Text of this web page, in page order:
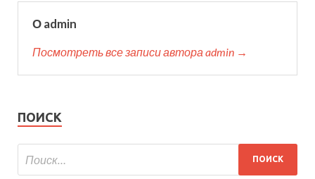
О admin
Посмотреть все записи автора admin →
ПОИСК